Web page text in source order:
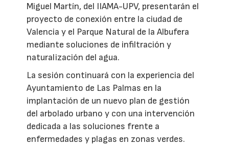
Miguel Martín, del IIAMA-UPV, presentarán el
proyecto de conexión entre la ciudad de
Valencia y el Parque Natural de la Albufera
mediante soluciones de infiltración y
naturalización del agua.
La sesión continuará con la experiencia del
Ayuntamiento de Las Palmas en la
implantación de un nuevo plan de gestión
del arbolado urbano y con una intervención
dedicada a las soluciones frente a
enfermedades y plagas en zonas verdes.